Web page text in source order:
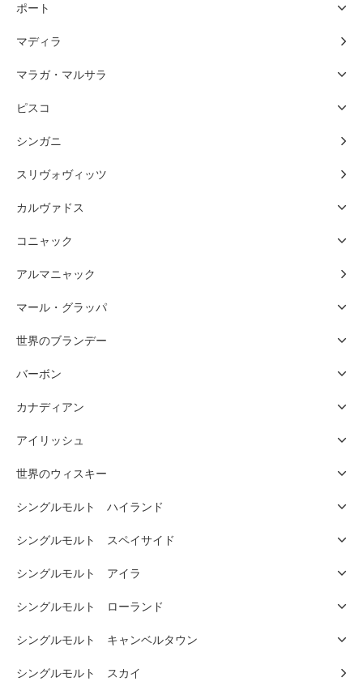
ポート
マディラ
マラガ・マルサラ
ピスコ
シンガニ
スリヴォヴィッツ
カルヴァドス
コニャック
アルマニャック
マール・グラッパ
世界のブランデー
バーボン
カナディアン
アイリッシュ
世界のウィスキー
シングルモルト ハイランド
シングルモルト スペイサイド
シングルモルト アイラ
シングルモルト ローランド
シングルモルト キャンベルタウン
シングルモルト スカイ